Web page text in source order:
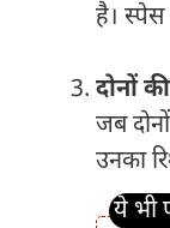
है। स्पेस
दोनों
जब
उनका